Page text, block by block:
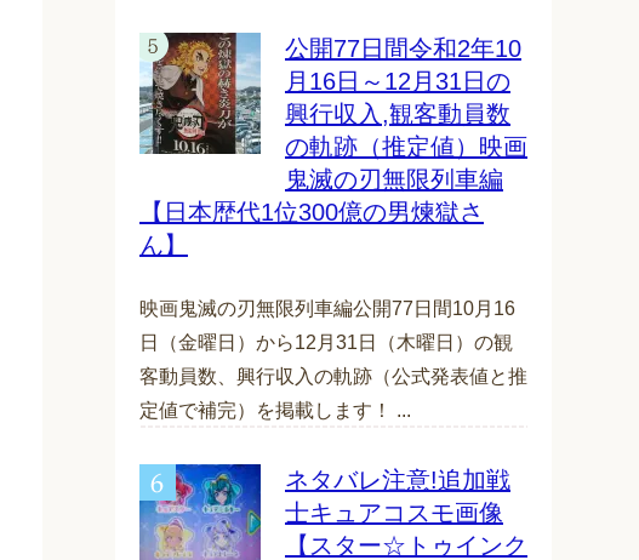
公開77日間令和2年10
月16日～12月31日の
興行収入,観客動員数
の軌跡（推定値）映画
鬼滅の刃無限列車編
【日本歴代1位300億の男煉獄さ
ん】
映画鬼滅の刃無限列車編公開77日間10月16
日（金曜日）から12月31日（木曜日）の観
客動員数、興行収入の軌跡（公式発表値と推
定値で補完）を掲載します！ ...
ネタバレ注意!追加戦
士キュアコスモ画像
【スター☆トゥインク